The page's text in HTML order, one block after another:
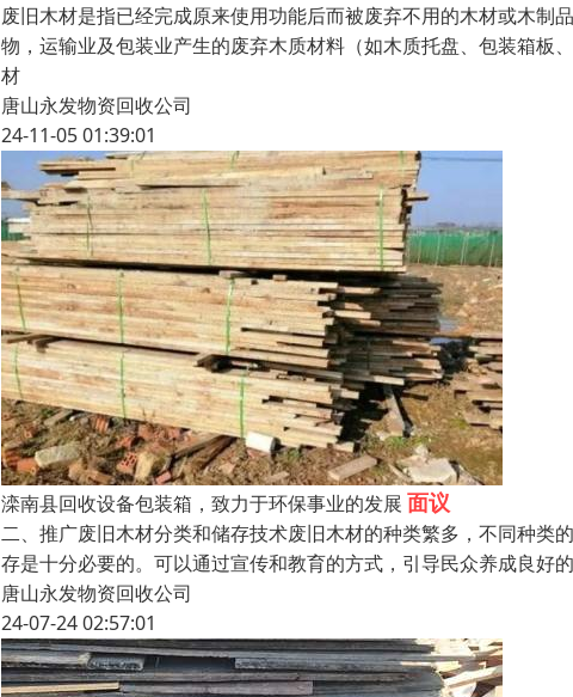
废旧木材是指已经完成原来使用功能后而被废弃不用的木材或木
物，运输业及包装业产生的废弃木质材料（如木质托盘、包装箱板
材
唐山永发物资回收公司
24-11-05 01:39:01
滦南县回收设备包装箱，致力于环保事业的发展 面议
二、推广废旧木材分类和储存技术废旧木材的种类繁多，不同种类
存是十分必要的。可以通过宣传和教育的方式，引导民众养成良好
唐山永发物资回收公司
24-07-24 02:57:01